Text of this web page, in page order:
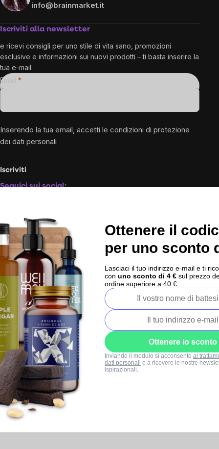
info@brainmarket.it
Iscriviti alla newsletter
e ricevi consigli per uno stile di vita sano, promozioni
esclusive e informazioni sui nuovi prodotti – ti basta inserire la
tua e-mail.
Email
Inserendo la tua email, accetti le condizioni di protezione
dei dati personali
Iscriviti
Seguici sui social:
Ci trovi in 10 paesi europei:
Copyright2026
BrainMarket.it. Tutti i diritti riservati.
Politica sulla privacyTermini e condizioni Cookies
Creato da Shoptet Premium
Ottenere il
per uno sconto
Lasciaci il tuo indirizzo e-mail e ti
con uno sconto di 4 € sul prezzo
ordine superiore a 40 €.
Ottenere lo sconto
Inviando il modulo si acconsente al
dati personali e a ricevere le nostre
ispirazionali.